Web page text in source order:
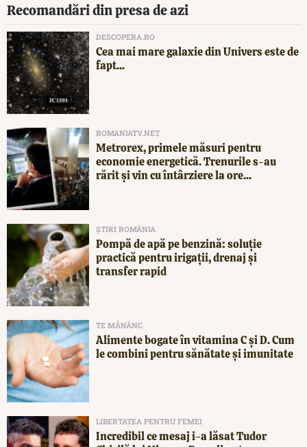
Recomandări din presa de azi
DESCOPERA.RO
Cea mai mare galaxie din Univers este de
fapt...
ROMANIATV.NET
Metrorex, primele măsuri pentru
economie energetică. Trenurile s-au
rărit și vin cu întârziere la ore...
ȘTIRI ROMÂNIA
Pompă de apă pe benzină: soluție
practică pentru irigații, drenaj și
transfer rapid
TE MĂNÂNC
Alimente bogate în vitamina C și D. Cum
le combini pentru sănătate și imunitate
LIBERTATEA PENTRU FEMEI
Incredibil ce mesaj i-a lăsat Tudor